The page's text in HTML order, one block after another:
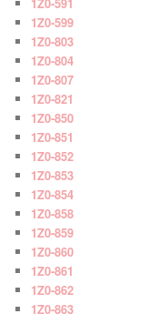
1Z0-591
1Z0-599
1Z0-803
1Z0-804
1Z0-807
1Z0-821
1Z0-850
1Z0-851
1Z0-852
1Z0-853
1Z0-854
1Z0-858
1Z0-859
1Z0-860
1Z0-861
1Z0-862
1Z0-863